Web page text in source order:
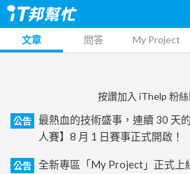
文章 問答 My Project
按讚加入 iThelp 粉
公告
最熱血的技術盛事，連續 30 天
人賽】8 月 1 日賽事正式開啟！
公告
全新專區「My Project」正式上